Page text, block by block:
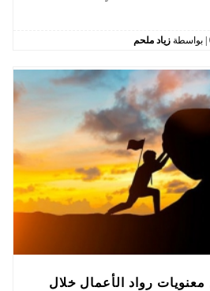
| بواسطة زياد ملحم
رواد الأعمال خلال